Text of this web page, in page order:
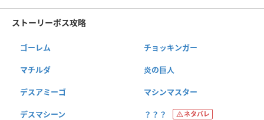
ストーリーボス攻略
ゴーレム チョッキンガー
マチルダ 炎の巨人
デスアミーゴ マシンマスター
デスマシーン ？？？ ネタバレ